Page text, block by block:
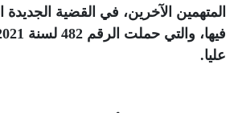
المتهمين الآخرين، في القضية الجديدة
عليا.